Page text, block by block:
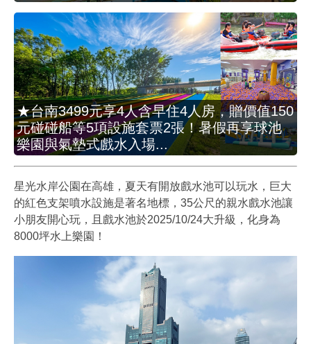
★台南3499元享4人含早住4人房，贈價值150
元碰碰船等5項設施套票2張！暑假再享球池
樂園與氣墊式戲水入場...
星光水岸公園在高雄，夏天有開放戲水池可以玩水，巨大
的紅色支架噴水設施是著名地標，35公尺的親水戲水池讓
小朋友開心玩，且戲水池於2025/10/24大升級，化身為
8000坪水上樂園！